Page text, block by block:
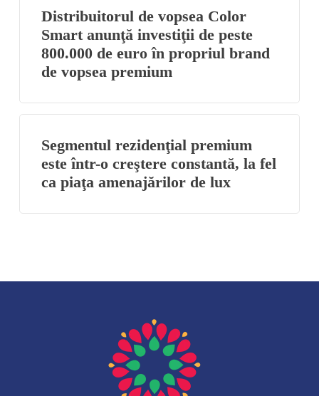
Distribuitorul de vopsea Color
Smart anunţă investiţii de peste
800.000 de euro în propriul brand
de vopsea premium
Segmentul rezidenţial premium
este într-o creştere constantă, la fel
ca piaţa amenajărilor de lux